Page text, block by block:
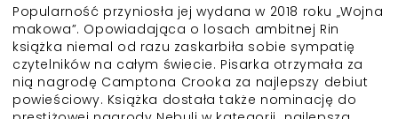
Popularność przyniosła jej wydana w 2018 roku „Wojna
makowa”. Opowiadająca o losach ambitnej Rin
książka niemal od razu zaskarbiła sobie sympatię
czytelników na całym świecie. Pisarka otrzymała za
nią nagrodę Camptona Crooka za najlepszy debiut
powieściowy. Książka dostała także nominację do